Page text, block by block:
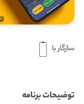
سازگار با
توضیحات برنامه